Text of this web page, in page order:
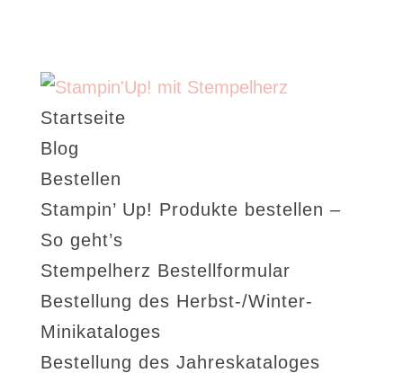
Startseite
Blog
Bestellen
Stampin’ Up! Produkte bestellen –
So geht’s
Stempelherz Bestellformular
Bestellung des Herbst-/Winter-
Minikataloges
Bestellung des Jahreskataloges